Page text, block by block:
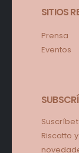
SITIOS
Prensa
Eventos
Riscatto